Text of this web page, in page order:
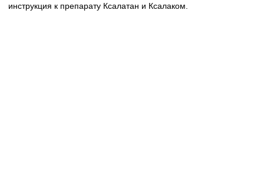
Нормативы экстренной и неотложной помощи
инструкция к препарату Ксалатан и Ксалаком.